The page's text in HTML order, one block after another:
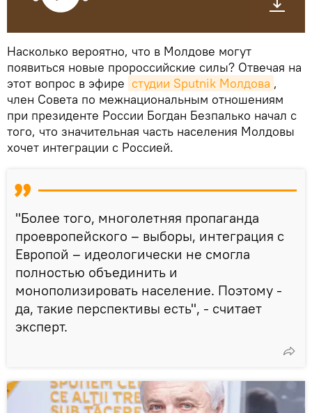
Насколько вероятно, что в Молдове могут
появиться новые пророссийские силы? Отвечая на
этот вопрос в эфире студии Sputnik Молдова ,
член Совета по межнациональным отношениям
при президенте России Богдан Безпалько начал с
того, что значительная часть населения Молдовы
хочет интеграции с Россией.
"Более того, многолетняя пропаганда
проевропейского – выборы, интеграция с
Европой – идеологически не смогла
полностью объединить и
монополизировать население. Поэтому -
да, такие перспективы есть", - считает
эксперт.